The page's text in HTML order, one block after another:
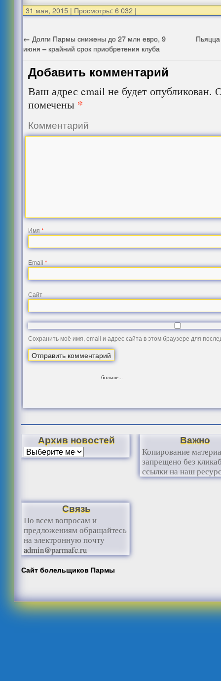
31 мая, 2015 | Просмотры: 6 032 |
← Долги Пармы снижены до 27 млн евро, 9
июня – крайний срок приобретения клуба
Добавить комментарий
Ваш адрес email не будет опубликован.
помечены *
Комментарий
Имя*
Email*
Сайт
Сохранить моё имя, email и адрес сайта в этом браузере для
больше...
Архив новостей Важно
Копирование
запрещено без
ссылки на наш
Связь
По всем вопросам и
предложениям обращайтесь
на электронную почту
admin@parmafc.ru
Сайт болельщиков Пармы